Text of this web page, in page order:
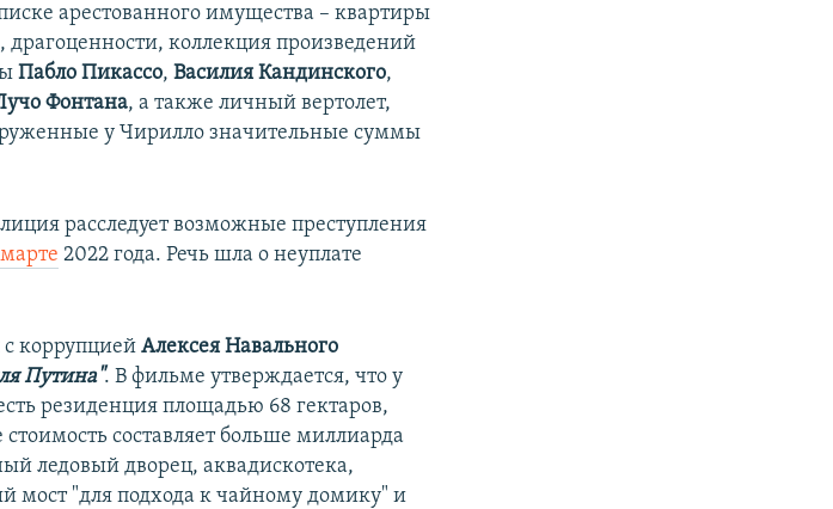
арестованного имущества – квартиры
драгоценности, коллекция произведений
Пабло Пикассо,Василия Кандинского,
Фонтана, а также личный вертолет,
у Чирилло значительные суммы
расследует возможные преступления
2022 года. Речь шла о неуплате
с коррупциейАлексея Навального
Путина". В фильме утверждается, что у
резиденция площадью 68 гектаров,
составляет больше миллиарда
ледовый дворец, аквадискотека,
мост "для подхода к чайному домику" и